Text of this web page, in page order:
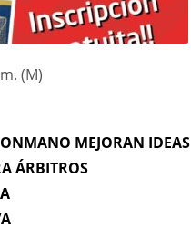
(M)
MEJORAN IDEAS
ÁRBITROS